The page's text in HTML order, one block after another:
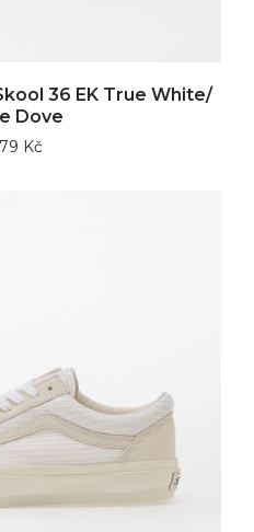
36 EK True White/
Dove
Kč